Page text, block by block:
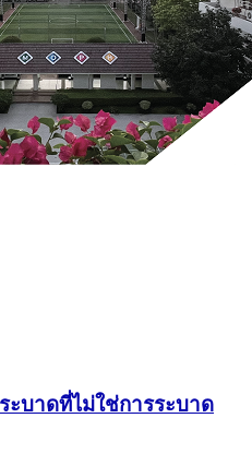
ะบาดที่ไม่ใช่การระบาด